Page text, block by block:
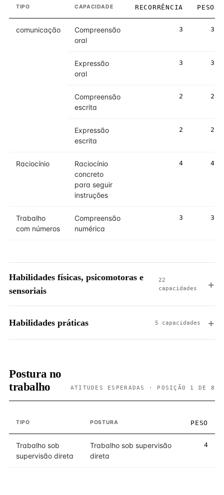
TIPO CAPACIDADE RECORRÊNCIA PESO
comunicação
Compreensão
oral
3 3
Expressão
oral
3 3
Compreensão
escrita
2 2
Expressão
escrita
2 2
Raciocínio
Raciocínio
concreto
para seguir
instruções
4 4
Trabalho
com números
Compreensão
numérica
3 3
Habilidades físicas, psicomotoras e
sensoriais
22
capacidades
Habilidades práticas 5 capacidades
Postura no
trabalho
ATITUDES ESPERADAS · POSIÇÃO 1 DE 8
TIPO POSTURA PESO
Trabalho sob
supervisão direta
Trabalho sob supervisão
direta
4